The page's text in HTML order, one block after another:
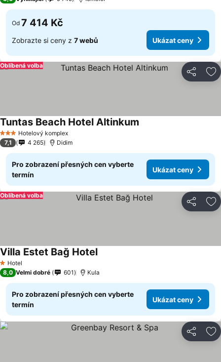
Od 7 414 Kč
Zobrazte si ceny z 7 webů Ukázat ceny
Sdílet
Oblíbená volba
3 Počet hvězdiček
Hotelový komplex
Tuntas Beach Hotel Altinkum
7,1 4 265 Didim
Pro zobrazení přesných cen vyberte
termín
Ukázat ceny
Sdílet
Oblíbená volba
1 Počet hvězdiček
Hotel
Villa Estet Bağ Hotel
8,0 Velmi dobré 601 Kula
Pro zobrazení přesných cen vyberte
termín
Ukázat ceny
Sdílet